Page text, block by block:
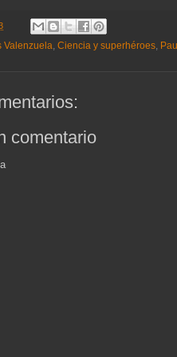
Valenzuela, Ciencia y superhéroes,
comentario